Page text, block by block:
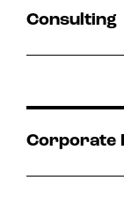
Consulting
Corporate